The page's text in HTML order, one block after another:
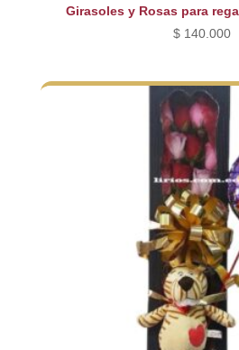
Girasoles y Rosas para
$140.000